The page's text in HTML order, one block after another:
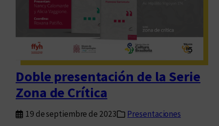
e
d
l
n
u
v
Doble presentación de la Serie
Zona de Crítica
19 de septiembre de 2023
Presentaciones